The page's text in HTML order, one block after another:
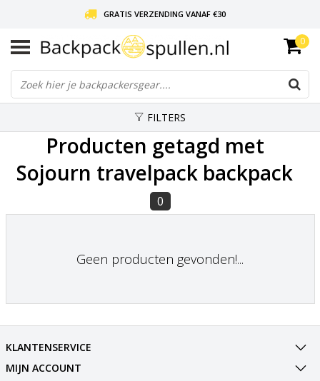
GRATIS VERZENDING VANAF €30
LIEFDE VOOR BACKPACKEN!
30 DAGEN GRATIS RETOUR
0
FILTERS
Producten getagd met
Sojourn travelpack backpack
0
Geen producten gevonden!...
KLANTENSERVICE
MIJN ACCOUNT